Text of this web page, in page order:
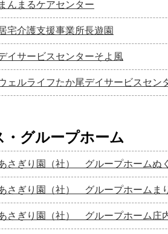
まんまるケアセンター
宅介護支援事業所長遊園
イサービスセンターそよ風
ェルライフたか尾デイサービスセン
・グループホーム
さぎり園（社） グループホームぬ
さぎり園（社） グループホームま
さぎり園（社） グループホーム庄